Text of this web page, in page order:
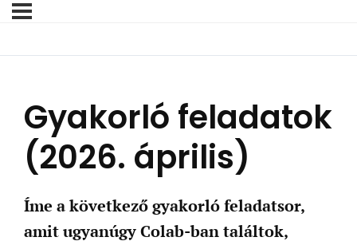
Gyakorló feladatok
(2026. április)
Íme a következő gyakorló feladatsor,
amit ugyanúgy Colab-ban találtok,